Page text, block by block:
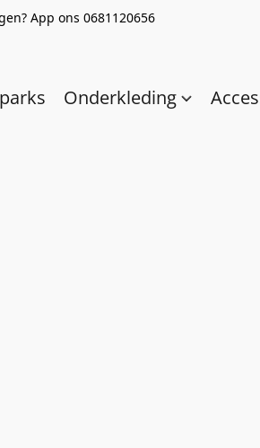
App ons 0681120656
Onderkleding